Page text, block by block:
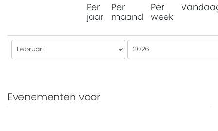
Per
jaar
Per
maand
Per
week
Evenementen voor